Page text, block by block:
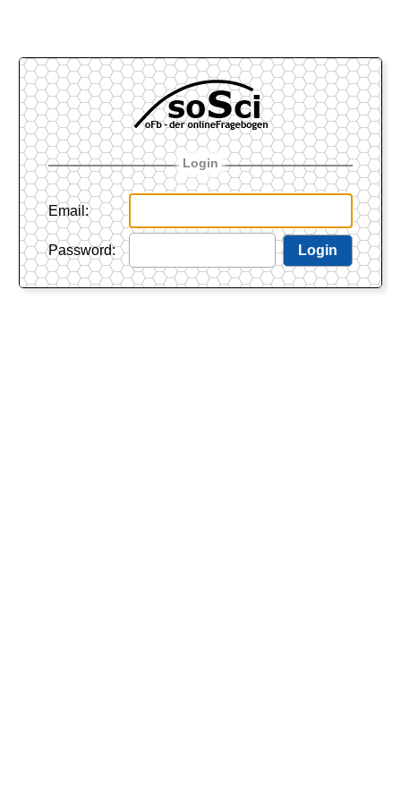
Login
Email :
Password: Login